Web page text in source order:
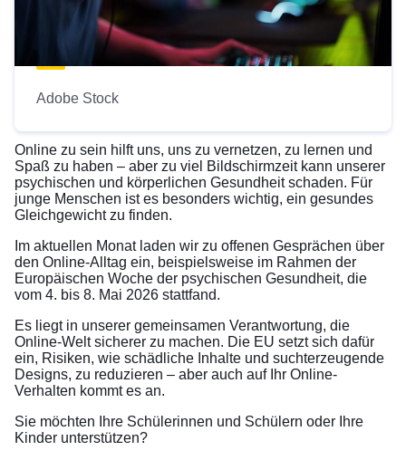
Adobe Stock
Online zu sein hilft uns, uns zu vernetzen, zu lernen und
Spaß zu haben – aber zu viel Bildschirmzeit kann unserer
psychischen und körperlichen Gesundheit schaden. Für
junge Menschen ist es besonders wichtig, ein gesundes
Gleichgewicht zu finden.
Im aktuellen Monat laden wir zu offenen Gesprächen über
den Online-Alltag ein, beispielsweise im Rahmen der
Europäischen Woche der psychischen Gesundheit, die
vom 4. bis 8. Mai 2026 stattfand.
Es liegt in unserer gemeinsamen Verantwortung, die
Online-Welt sicherer zu machen. Die EU setzt sich dafür
ein, Risiken, wie schädliche Inhalte und suchterzeugende
Designs, zu reduzieren – aber auch auf Ihr Online-
Verhalten kommt es an.
Sie möchten Ihre Schülerinnen und Schülern oder Ihre
Kinder unterstützen?